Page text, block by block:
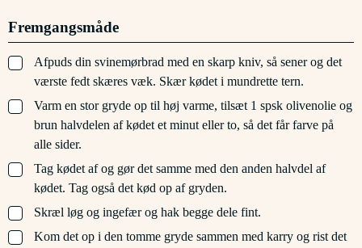
Fremgangsmåde
▢
Afpuds din svinemørbrad med en skarp kniv, så sener og det
værste fedt skæres væk. Skær kødet i mundrette tern.
▢
Varm en stor gryde op til høj varme, tilsæt 1 spsk olivenolie og
brun halvdelen af kødet et minut eller to, så det får farve på
alle sider.
▢
Tag kødet af og gør det samme med den anden halvdel af
kødet. Tag også det kød op af gryden.
▢
Skræl løg og ingefær og hak begge dele fint.
▢
Kom det op i den tomme gryde sammen med karry og rist det